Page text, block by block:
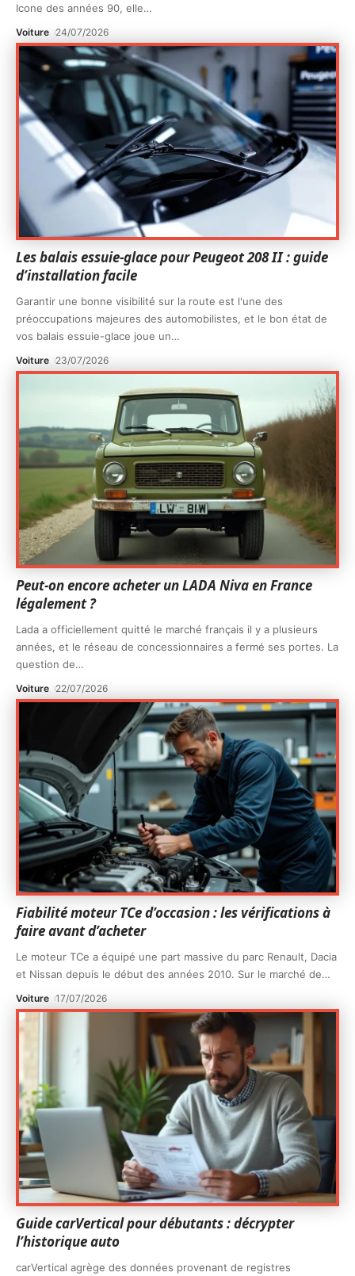
Icone des années 90, elle…
Voiture 24/07/2026
Les balais essuie-glace pour Peugeot 208 II : guide
d’installation facile
Garantir une bonne visibilité sur la route est l'une des
préoccupations majeures des automobilistes, et le bon état de
vos balais essuie-glace joue un…
Voiture 23/07/2026
Peut-on encore acheter un LADA Niva en France
légalement ?
Lada a officiellement quitté le marché français il y a plusieurs
années, et le réseau de concessionnaires a fermé ses portes. La
question de…
Voiture 22/07/2026
Fiabilité moteur TCe d’occasion : les vérifications à
faire avant d’acheter
Le moteur TCe a équipé une part massive du parc Renault, Dacia
et Nissan depuis le début des années 2010. Sur le marché de…
Voiture 17/07/2026
Guide carVertical pour débutants : décrypter
l’historique auto
carVertical agrège des données provenant de registres